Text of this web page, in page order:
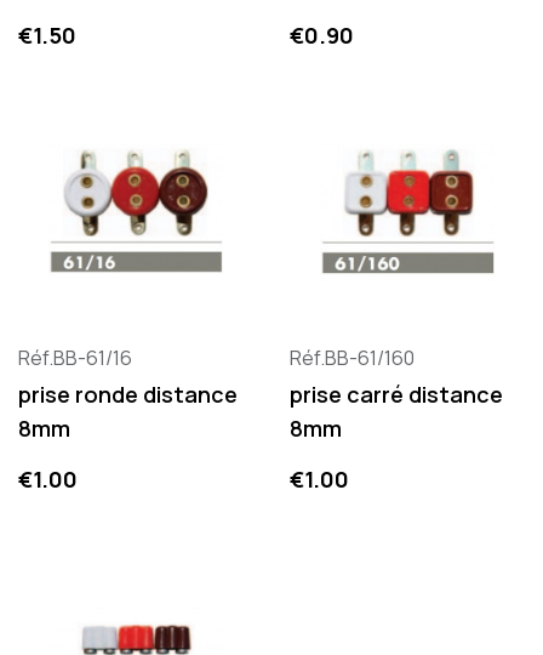
Price
€1.50 Price
€0.90
Réf.BB-61/16
prise ronde distance
8mm
Price
€1.00
Réf.BB-61/160
prise carré distance
8mm
Price
€1.00